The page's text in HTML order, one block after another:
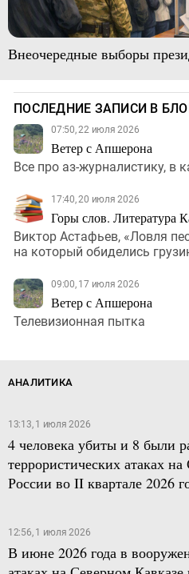
Внеочередные выборы
ПОСЛЕДНИЕ ЗАПИСИ В
07:50, 22 июля 2026
Ветер с Апшерона
Все про аз-журналистику, в
17:40, 20 июля 2026
Горы слов. Литература
Виктор Астафьев, «Ловля
на который обиделись
09:00, 17 июля 2026
Ветер с Апшерона
Телевизионная пытка
АНАЛИТИКА
13:13, 1 июля 2026
4 человека убиты и 8 были
террористических атаках
России во II квартале 2026
12:56, 1 июля 2026
В июне 2026 года в